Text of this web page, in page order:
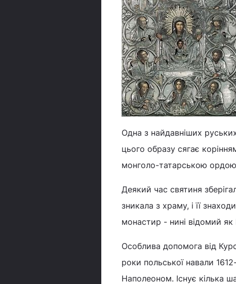
Одна з найдавніших
цього образу сягає
монголо-татарською
Деякий час святиня
зникала з храму, і її
монастир - нині відомий як
Особлива допомога від
роки польської навали
Наполеоном. Існує кілька